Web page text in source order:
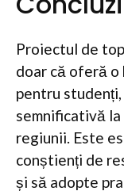
Proiectul de
doar că oferă o
pentru
semnificativă
regiunii. Este
conștienți de
și să adopte